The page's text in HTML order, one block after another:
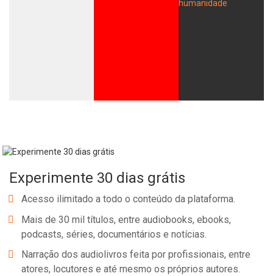
Experimente 30 dias grátis
Acesso ilimitado a todo o conteúdo da plataforma.
Mais de 30 mil títulos, entre audiobooks, ebooks,
podcasts, séries, documentários e notícias.
Narração dos audiolivros feita por profissionais, entre
atores, locutores e até mesmo os próprios autores.